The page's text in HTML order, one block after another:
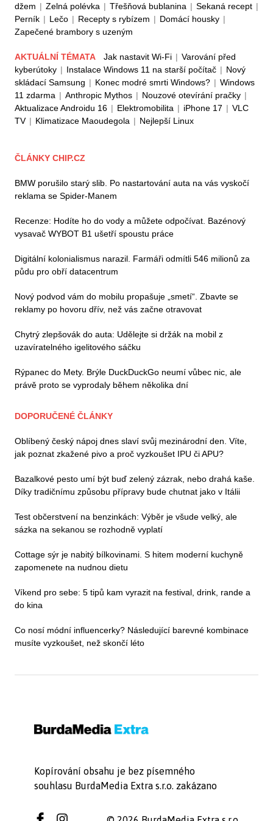
džem | Zelná polévka | Třešňová bublanina | Sekaná recept |
Perník | Lečo | Recepty s rybízem | Domácí housky |
Zapečené brambory s uzeným
AKTUÁLNÍ TÉMATA Jak nastavit Wi-Fi | Varování před
kyberútoky | Instalace Windows 11 na starší počítač | Nový
skládací Samsung | Konec modré smrti Windows? | Windows
11 zdarma | Anthropic Mythos | Nouzové otevírání pračky |
Aktualizace Androidu 16 | Elektromobilita | iPhone 17 | VLC
TV | Klimatizace Maoudegola | Nejlepší Linux
ČLÁNKY CHIP.CZ
BMW porušilo starý slib. Po nastartování auta na vás vyskočí
reklama se Spider-Manem
Recenze: Hodíte ho do vody a můžete odpočívat. Bazénový
vysavač WYBOT B1 ušetří spoustu práce
Digitální kolonialismus narazil. Farmáři odmítli 546 milionů za
půdu pro obří datacentrum
Nový podvod vám do mobilu propašuje „smetí“. Zbavte se
reklamy po hovoru dřív, než vás začne otravovat
Chytrý zlepšovák do auta: Udělejte si držák na mobil z
uzavíratelného igelitového sáčku
Rýpanec do Mety. Brýle DuckDuckGo neumí vůbec nic, ale
právě proto se vyprodaly během několika dní
DOPORUČENÉ ČLÁNKY
Oblíbený český nápoj dnes slaví svůj mezinárodní den. Víte,
jak poznat zkažené pivo a proč vyzkoušet IPU či APU?
Bazalkové pesto umí být buď zelený zázrak, nebo drahá kaše.
Díky tradičnímu způsobu přípravy bude chutnat jako v Itálii
Test občerstvení na benzinkách: Výběr je všude velký, ale
sázka na sekanou se rozhodně vyplatí
Cottage sýr je nabitý bílkovinami. S hitem moderní kuchyně
zapomenete na nudnou dietu
Víkend pro sebe: 5 tipů kam vyrazit na festival, drink, rande a
do kina
Co nosí módní influencerky? Následující barevné kombinace
musíte vyzkoušet, než skončí léto
Kopírování obsahu je bez písemného
souhlasu BurdaMedia Extra s.r.o. zakázano